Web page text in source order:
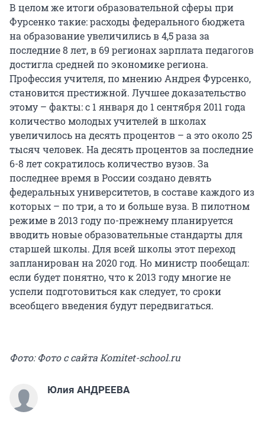
В целом же итоги образовательной сферы при
Фурсенко такие: расходы федерального бюджета
на образование увеличились в 4,5 раза за
последние 8 лет, в 69 регионах зарплата педагогов
достигла средней по экономике региона.
Профессия учителя, по мнению Андрея Фурсенко,
становится престижной. Лучшее доказательство
этому – факты: с 1 января до 1 сентября 2011 года
количество молодых учителей в школах
увеличилось на десять процентов – а это около 25
тысяч человек. На десять процентов за последние
6-8 лет сократилось количество вузов. За
последнее время в России создано девять
федеральных университетов, в составе каждого из
которых – по три, а то и больше вуза. В пилотном
режиме в 2013 году по-прежнему планируется
вводить новые образовательные стандарты для
старшей школы. Для всей школы этот переход
запланирован на 2020 год. Но министр пообещал:
если будет понятно, что к 2013 году многие не
успели подготовиться как следует, то сроки
всеобщего введения будут передвигаться.
Фото: Фото с сайта Кomitet-school.ru
Юлия АНДРЕЕВА